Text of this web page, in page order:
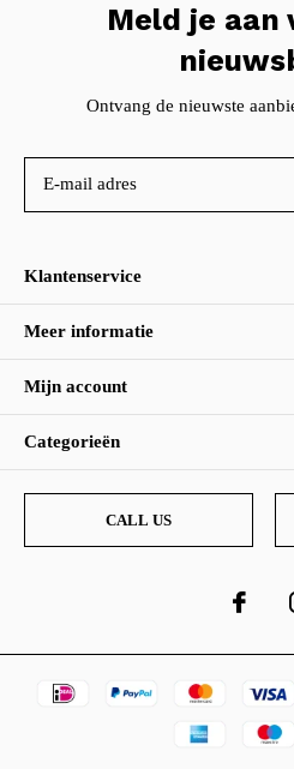
Meld je aan
Ontvang de nieuwste
Klantenservice
Meer informatie
Mijn account
Categorieën
CALL US